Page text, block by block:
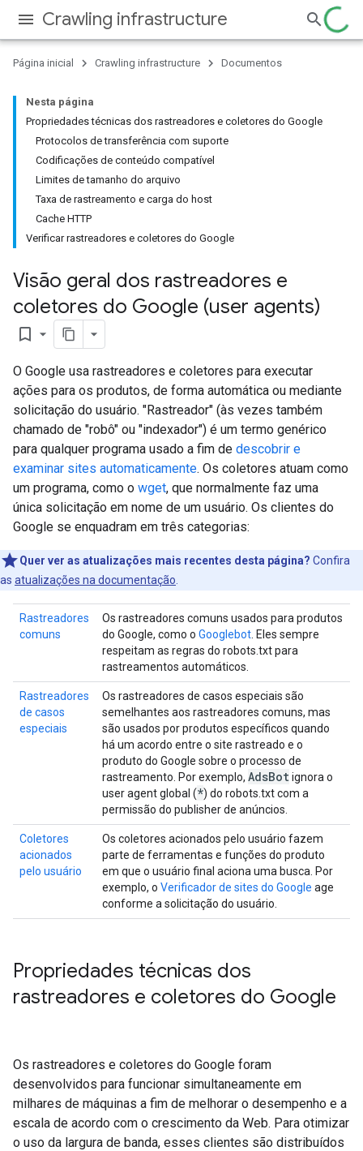
Crawling infrastructure
Página inicial Crawling infrastructure Documentos
Nesta página
Propriedades técnicas dos rastreadores e coletores do Google
Protocolos de transferência com suporte
Codificações de conteúdo compatível
Limites de tamanho do arquivo
Taxa de rastreamento e carga do host
Cache HTTP
Verificar rastreadores e coletores do Google
Visão geral dos rastreadores e
coletores do Google (user agents)
bookmark_border
O Google usa rastreadores e coletores para executar
ações para os produtos, de forma automática ou mediante
solicitação do usuário. "Rastreador" (às vezes também
chamado de "robô" ou "indexador") é um termo genérico
para qualquer programa usado a fim de descobrir e
examinar sites automaticamente. Os coletores atuam como
um programa, como o wget, que normalmente faz uma
única solicitação em nome de um usuário. Os clientes do
Google se enquadram em três categorias:
Quer ver as atualizações mais recentes desta página? Confira
as atualizações na documentação
Rastreadores
comuns
Os rastreadores comuns usados para produtos
do Google, como o Googlebot . Eles sempre
respeitam as regras do robots.txt para
rastreamentos automáticos.
Rastreadores
de casos
especiais
Os rastreadores de casos especiais são
semelhantes aos rastreadores comuns, mas
são usados por produtos específicos quando
há um acordo entre o site rastreado e o
produto do Google sobre o processo de
rastreamento. Por exemplo, AdsBotignora o
user agent global (*) do robots.txt com a
permissão do publisher de anúncios.
Coletores
acionados
pelo usuário
Os coletores acionados pelo usuário fazem
parte de ferramentas e funções do produto
em que o usuário final aciona uma busca. Por
exemplo, o Verificador de sites do Google age
conforme a solicitação do usuário.
Propriedades técnicas dos
rastreadores e coletores do Google
Os rastreadores e coletores do Google foram
desenvolvidos para funcionar simultaneamente em
milhares de máquinas a fim de melhorar o desempenho e a
escala de acordo com o crescimento da Web. Para otimizar
o uso da largura de banda, esses clientes são distribuídos